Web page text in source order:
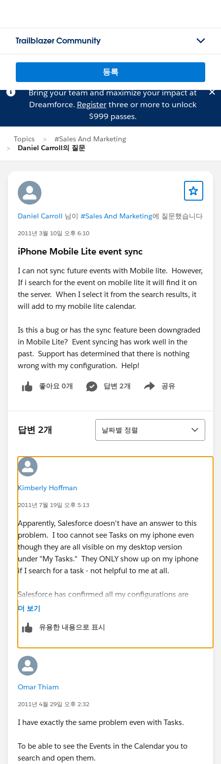
Trailblazer Community
등록
Bring your team and maximize your impact at
Dreamforce. Registerthree or more to unlock
$999 passes.
Topics
#Sales And Marketing
Daniel Carroll의 질문
Daniel Carroll 님이 #Sales And Marketing에 질문했습니다
2011년 3월 10일 오후 6:10
iPhone Mobile Lite event sync
I can not sync future events with Mobile lite. However,
If i search for the event on mobile lite it will find it on
the server. When I select it from the search results, it
will add to my mobile lite calendar.
Is this a bug or has the sync feature been downgraded
in Mobile Lite? Event syncing has work well in the
past. Support has determined that there is nothing
wrong with my configuration. Help!
좋아요 0개 답변 2개 공유
Show menu
답변 2개
정렬
날짜별 정렬
Kimberly Hoffman
2011년 7월 19일 오후 5:13
Apparently, Salesforce doesn't have an answer to this
problem. I too cannot see Tasks on my iphone even
though they are all visible on my desktop version
under "My Tasks." They ONLY show up on my iphone
if I search for a task - not helpful to me at all.
Salesforce has confirmed all my configurations are
correct so not sure where to go from here.
더 보기
유용한 내용으로 표시
Omar Thiam
2011년 4월 29일 오후 2:32
I have exactly the same problem even with Tasks.
To be able to see the Events in the Calendar you to
search and open them.